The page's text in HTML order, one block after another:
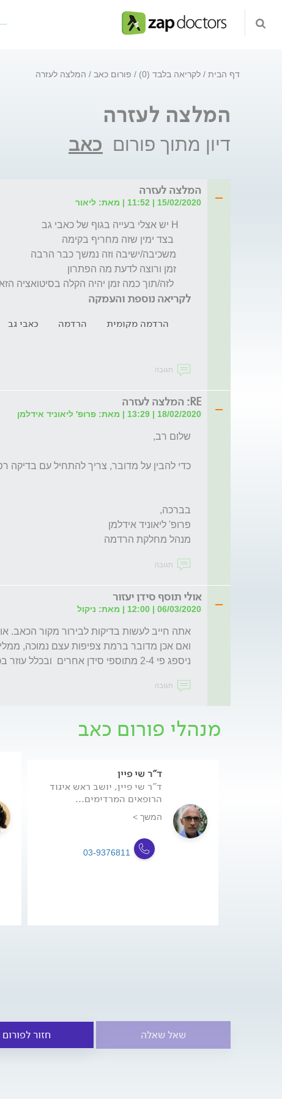
דף הבית לקריאה בלבד (0) פורום כאב המלצה לעזרה
המלצה לעזרה
דיון מתוך פורום כאב
המלצה לעזרה
15/02/2020 | 11:52 | מאת: ליאור
לקריאה נוספת והעמקה
הרדמה מקומית הרדמה כאבי גב
תגובה
RE: המלצה לעזרה
18/02/2020 | 13:29 | מאת: פרופ' ליאוניד אידלמן
מנהל מחלקת הרדמה
תגובה
אולי תוסף סידן יעזור
06/03/2020 | 12:00 | מאת: ניקול
ניספג פי 2-4 מתוספי סידן אחרים  ובכלל עוזר בכאבי גב.
תגובה
מנהלי פורום כאב
ד"ר שי פיין
ד"ר שי פיין, יושב ראש איגוד
הרופאים המרדימים...
המשך >
03-9376811
שאל שאלה חזור לפורום